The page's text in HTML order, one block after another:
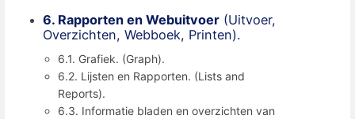
6. Rapporten en Webuitvoer (Uitvoer,
Overzichten, Webboek, Printen).
6.1. Grafiek. (Graph).
6.2. Lijsten en Rapporten. (Lists and
Reports).
6.3. Informatie bladen en overzichten van